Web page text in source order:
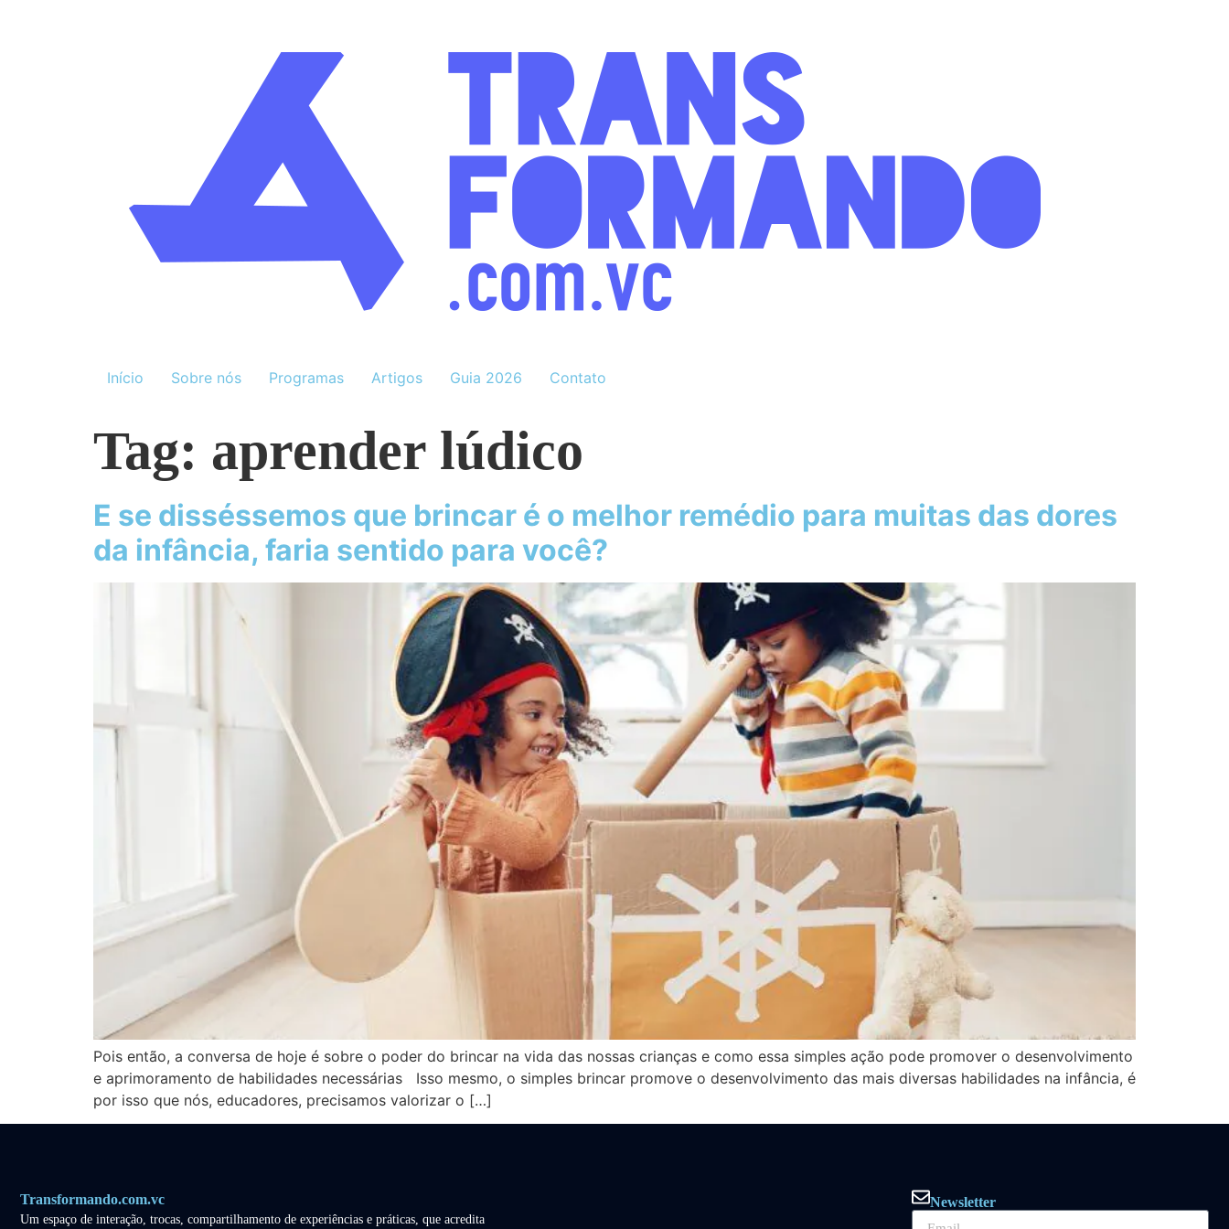
Início Sobre nós Programas Artigos Guia 2026 Contato
Tag: aprender lúdico
E se disséssemos que brincar é o melhor remédio para muitas das dores
da infância, faria sentido para você?
Pois então, a conversa de hoje é sobre o poder do brincar na vida das nossas crianças e como essa simples ação pode promover o desenvolvimento
e aprimoramento de habilidades necessárias Isso mesmo, o simples brincar promove o desenvolvimento das mais diversas habilidades na infância, é
por isso que nós, educadores, precisamos valorizar o […]
Transformando.com.vc
Um espaço de interação, trocas, compartilhamento de experiências e práticas, que acredita
Newsletter